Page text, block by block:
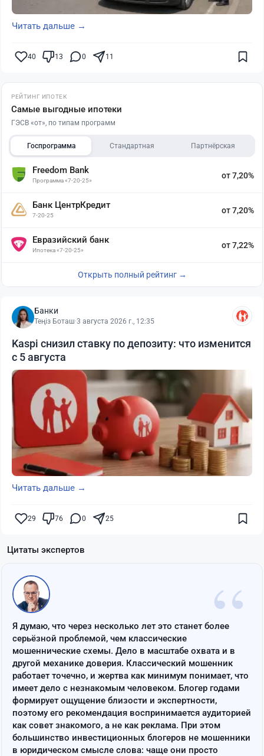
Читать дальше →
40 13 0 11
РЕЙТИНГ ИПОТЕК
Самые выгодные ипотеки
ГЭСВ «от», по типам программ
Госпрограмма Стандартная Партнёрская
Freedom Bank
Программа «7-20-25»
от 7,20%
Банк ЦентрКредит
7-20-25
от 7,20%
Евразийский банк
Ипотека «7-20-25»
от 7,22%
Открыть полный рейтинг →
Банки
Теңіз Боташ·3 августа 2026 г., 12:35
Kaspi снизил ставку по депозиту: что изменится
с 5 августа
Читать дальше →
29 76 0 25
Цитаты экспертов
“
Я думаю, что через несколько лет это станет более
серьёзной проблемой, чем классические
мошеннические схемы. Дело в масштабе охвата и в
другой механике доверия. Классический мошенник
работает точечно, и жертва как минимум понимает, что
имеет дело с незнакомым человеком. Блогер годами
формирует ощущение близости и экспертности,
поэтому его рекомендация воспринимается аудиторией
как совет знакомого, а не как реклама. При этом
большинство инвестиционных блогеров не мошенники
в юридическом смысле слова: чаще они просто